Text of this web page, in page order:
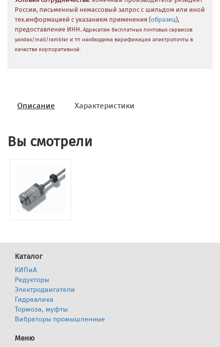
России, письменный немассовый запрос с шильдом или иной
тех.информацией с указанием применения (образец),
предоставление ИНН. Адресатам бесплатных почтовых сервисов
yandex/mail/rambler и тп необходима верификация электропочты в
качестве корпоративной.
Описание Характеристики
Вы смотрели
Каталог
КИПиА
Редукторы
Электродвигатели
Гидравлика
Тормоза, муфты
Вибраторы промышленные
Меню